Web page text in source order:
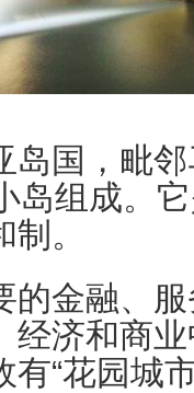
岛国，毗
岛组成。
。
的金融、
经济和商
“花园城